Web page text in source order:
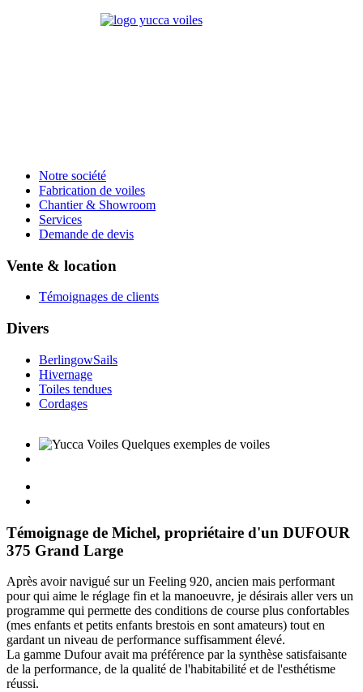
Notre société
Fabrication de voiles
Chantier & Showroom
Services
Demande de devis
Vente & location
Témoignages de clients
Divers
BerlingowSails
Hivernage
Toiles tendues
Cordages
Témoignage de Michel, propriétaire d'un DUFOUR
375 Grand Large
Après avoir navigué sur un Feeling 920, ancien mais performant
pour qui aime le réglage fin et la manoeuvre, je désirais aller vers un
programme qui permette des conditions de course plus confortables
(mes enfants et petits enfants brestois en sont amateurs) tout en
gardant un niveau de performance suffisamment élevé.
La gamme Dufour avait ma préférence par la synthèse satisfaisante
de la performance, de la qualité de l'habitabilité et de l'esthétisme
réussi.